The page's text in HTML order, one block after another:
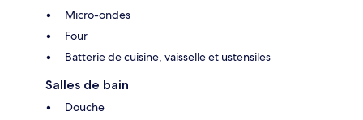
Micro-ondes
Four
Batterie de cuisine, vaisselle et ustensiles
Salles de bain
Douche